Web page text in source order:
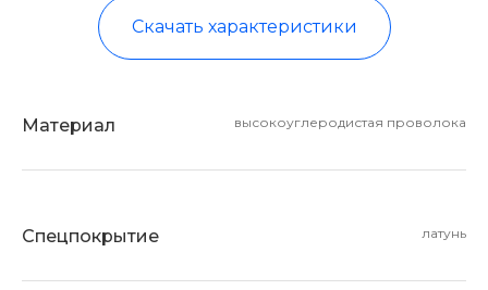
Скачать характеристики
Материал высокоуглеродистая проволока
Спецпокрытие латунь